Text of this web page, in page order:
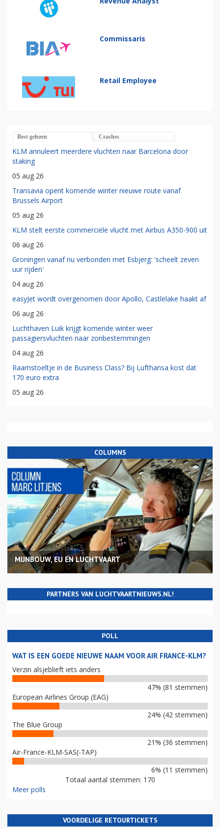
Commissaris
Retail Employee
Best gelezen Crashes
KLM annuleert meerdere vluchten naar Barcelona door
staking
05 aug 26
Transavia opent komende winter nieuwe route vanaf
Brussels Airport
05 aug 26
KLM stelt eerste commerciële vlucht met Airbus A350-900 uit
06 aug 26
Groningen vanaf nu verbonden met Esbjerg: 'scheelt zeven
uur rijden'
04 aug 26
easyJet wordt overgenomen door Apollo, Castlelake haakt af
06 aug 26
Luchthaven Luik krijgt komende winter weer
passagiersvluchten naar zonbestemmingen
04 aug 26
Raamstoeltje in de Business Class? Bij Lufthansa kost dat
170 euro extra
05 aug 26
COLUMNS
MIJNBOUW, EU EN LUCHTVAART
PARTNERS VAN LUCHTVAARTNIEUWS.NL!
POLL
WAT IS EEN GOEDE NIEUWE NAAM VOOR AIR FRANCE-KLM?
Verzin alsjeblieft iets anders
47% (81 stemmen)
European Airlines Group (EAG)
24% (42 stemmen)
The Blue Group
21% (36 stemmen)
Air-France-KLM-SAS(-TAP)
6% (11 stemmen)
Totaal aantal stemmen: 170
Meer polls
VOORDELIGE RETOURTICKETS